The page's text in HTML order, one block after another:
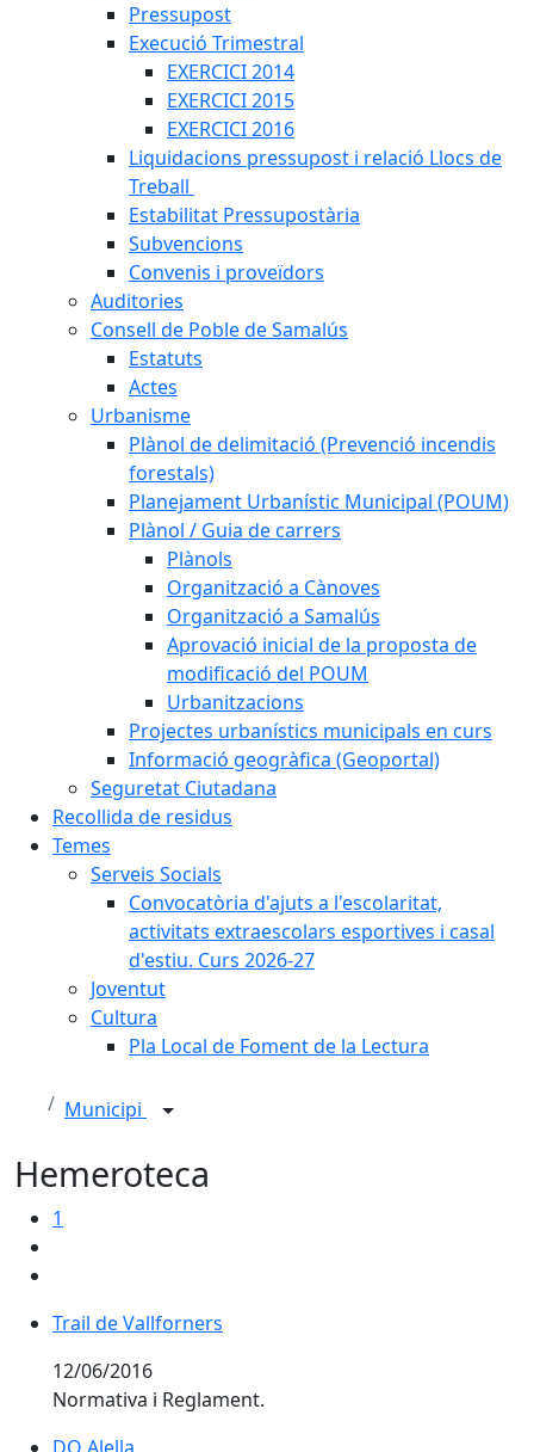
Pressupost
Execució Trimestral
EXERCICI 2014
EXERCICI 2015
EXERCICI 2016
Liquidacions pressupost i relació Llocs de
Treball
Estabilitat Pressupostària
Subvencions
Convenis i proveïdors
Auditories
Consell de Poble de Samalús
Estatuts
Actes
Urbanisme
Plànol de delimitació (Prevenció incendis
forestals)
Planejament Urbanístic Municipal (POUM)
Plànol / Guia de carrers
Plànols
Organització a Cànoves
Organització a Samalús
Aprovació inicial de la proposta de
modificació del POUM
Urbanitzacions
Projectes urbanístics municipals en curs
Informació geogràfica (Geoportal)
Seguretat Ciutadana
Recollida de residus
Temes
Serveis Socials
Convocatòria d'ajuts a l'escolaritat,
activitats extraescolars esportives i casal
d'estiu. Curs 2026-27
Joventut
Cultura
Pla Local de Foment de la Lectura
Municipi
Hemeroteca
1
Trail de Vallforners
Trail de Vallforners
12/06/2016
Normativa i Reglament.
DO Alella